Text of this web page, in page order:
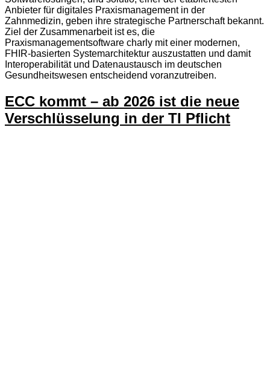
Anbieter für digitales Praxismanagement in der
Zahnmedizin, geben ihre strategische Partnerschaft bekannt.
Ziel der Zusammenarbeit ist es, die
Praxismanagementsoftware charly mit einer modernen,
FHIR-basierten Systemarchitektur auszustatten und damit
Interoperabilität und Datenaustausch im deutschen
Gesundheitswesen entscheidend voranzutreiben.
ECC kommt – ab 2026 ist die neue
Verschlüsselung in der TI Pflicht